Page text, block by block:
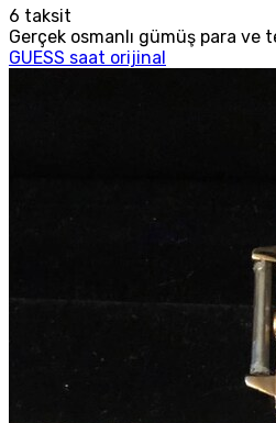
6 taksit
Gerçek osmanlı gümüş para ve
GUESS saat orijinal